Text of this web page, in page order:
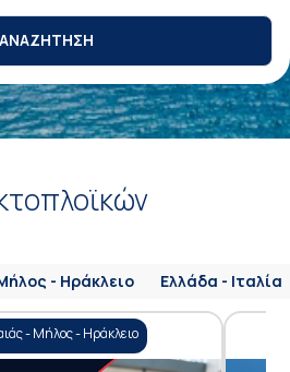
ΑΝΑΖΗΤΗΣΗ
- Ηράκλειο Ελλάδα - Ιταλία
- Μήλος - Ηράκλειο